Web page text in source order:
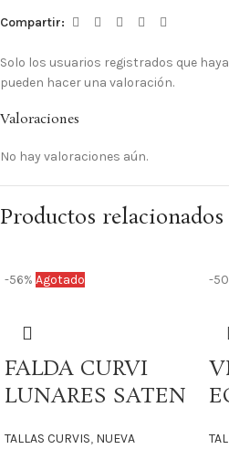
Compartir:
Valoraciones
No hay valoraciones aún.
Solo los usuarios registrados que
pueden hacer una valoración.
Productos relacionados
-56% Agotado
FALDA CURVI
LUNARES SATEN
TALLAS CURVIS, NUEVA
-